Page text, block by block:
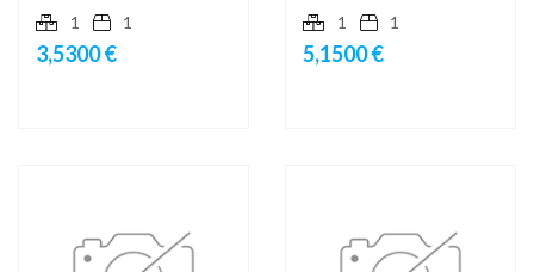
1 1
3,5300 €
1 1
5,1500 €